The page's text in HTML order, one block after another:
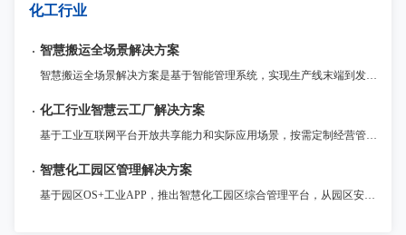
化工行业
智慧搬运全场景解决方案
智慧搬运全场景解决方案是基于智能管理系统，实现生产线末端到发货的全流程、软硬一体的“搬运-码垛-装卸”综合解决方案。以包装、码垛、装车、后段搬运4大基础场景，提供标准化模块产品，布局云端能力，延展面向不同行业的高效率、高适配、高稳定解决方案。
化工行业智慧云工厂解决方案
基于工业互联网平台开放共享能力和实际应用场景，按需定制经营管理、生产运营、HSE、能源管理、操作控制、设备管理等企业级工业APP并快速部署，将工业互联网技术和化工企业业务深度融合，实现全流程管理和多业务协同，降本提质增效。
智慧化工园区管理解决方案
基于园区OS+工业APP，推出智慧化工园区综合管理平台，从园区安全、环保、环境、能源、应急、管理等多方面入手，运用工业互联网技术手段，融入智慧化工园区的各个环境当中，解决化工园区和企业不同场景需求，为化工园区和园区内的企业数字化赋能，打造一个安全、便捷、高效、节能、智能的数智化工产业园区。